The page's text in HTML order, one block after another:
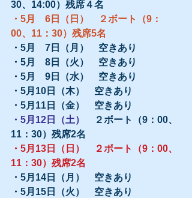
30、14:00）残席４名
・5月　6日（日）　２ボート（9：
00、11：30）残席5名
・5月　7日（月）　空きあり
・5月　8日（火）　空きあり
・5月　9日（水）　空きあり
・5月10日（木）　空きあり
・5月11日（金）　空きあり
・5月12日（土）
２ボート（9：00、
11：30）残席2名
・5月13日（日）　２ボート（9：00、
11：30）残席2名
・5月14日（月）　空きあり
・5月15日（火）　空きあり